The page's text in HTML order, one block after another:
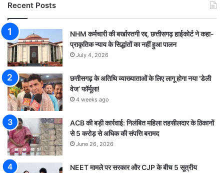
Recent Posts
NHM कर्मचारी की बर्खास्तगी रद्द, छत्तीसगढ़ हाईकोर्ट ने कहा-
प्राकृतिक न्याय के सिद्धांतों का नहीं हुआ पालन
July 4, 2026
छत्तीसगढ़ के अतिथि व्याख्याताओं के लिए लागू होगा नया ‘डेली
वेज’ फॉर्मूला!
4 weeks ago
ACB की बड़ी कार्रवाई: निलंबित महिला तहसीलदार के ठिकानों
से 5 करोड़ से अधिक की संपत्ति बरामद
June 26, 2026
NEET मामले पर सरकार और CJP के बीच 5 सूत्रीय